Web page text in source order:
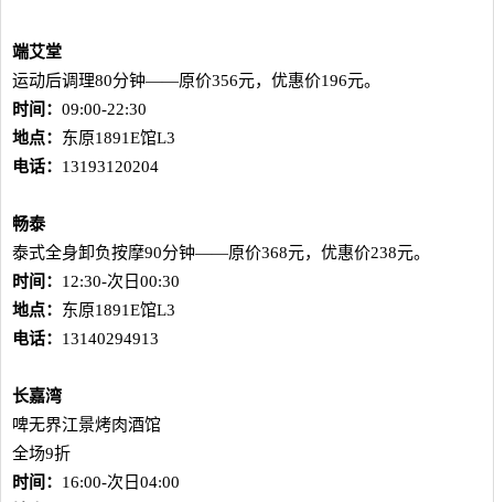
端艾堂
运动后调理80分钟——原价356元，优惠价196元。
时间： 09:00-22:30
地点： 东原1891E馆L3
电话： 13193120204
畅泰
泰式全身卸负按摩90分钟——原价368元，优惠价238元。
时间： 12:30-次日00:30
地点： 东原1891E馆L3
电话： 13140294913
长嘉湾
啤无界江景烤肉酒馆
全场9折
时间： 16:00-次日04:00